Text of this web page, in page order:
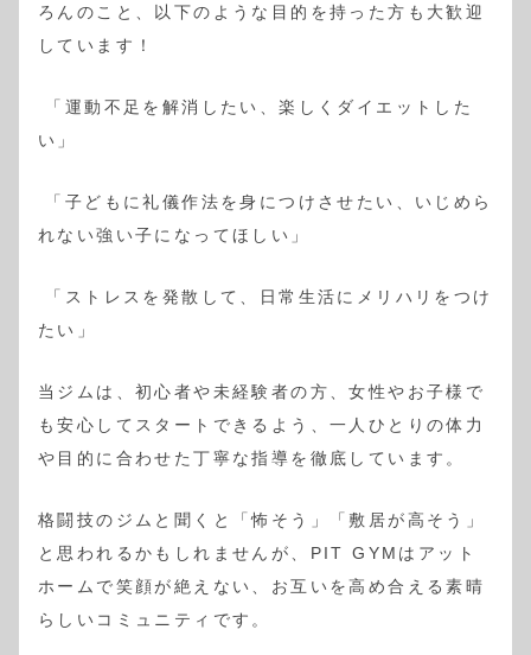
ろんのこと、以下のような目的を持った方も大歓迎
しています！
「運動不足を解消したい、楽しくダイエットした
い」
「子どもに礼儀作法を身につけさせたい、いじめら
れない強い子になってほしい」
「ストレスを発散して、日常生活にメリハリをつけ
たい」
当ジムは、初心者や未経験者の方、女性やお子様で
も安心してスタートできるよう、一人ひとりの体力
や目的に合わせた丁寧な指導を徹底しています。
格闘技のジムと聞くと「怖そう」「敷居が高そう」
と思われるかもしれませんが、PIT GYMはアット
ホームで笑顔が絶えない、お互いを高め合える素晴
らしいコミュニティです。